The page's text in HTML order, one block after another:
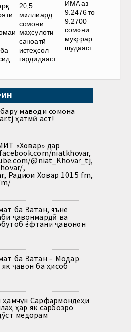
20,5
миллиард
сомонӣ
маҳсулоти
саноатӣ
истеҳсол
гардидааст
ИМА аз
9.2476 то
9.2700
сомонӣ
муқррар
шудааст
маводи сомона
ҳатмӣ аст!
«Ховар» дар
niatkhovar,
@niat_Khovar_tj,
,
Радиои Ховар 101.5 fm,
ба Ватан, яъне
ҷавонмардӣ ва
ёфтани ҷавонон
ба Ватан – Модар
ҷавон ба ҳисоб
Сарфармондеҳи
ҳар як сарбозро
медорам